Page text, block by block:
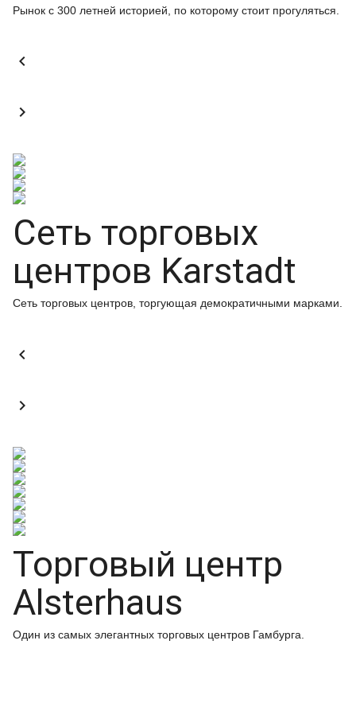
Рынок с 300 летней историей, по которому стоит прогуляться.


Сеть торговых
центров Karstadt
Сеть торговых центров, торгующая демократичными марками.


Торговый центр
Alsterhaus
Один из самых элегантных торговых центров Гамбурга.